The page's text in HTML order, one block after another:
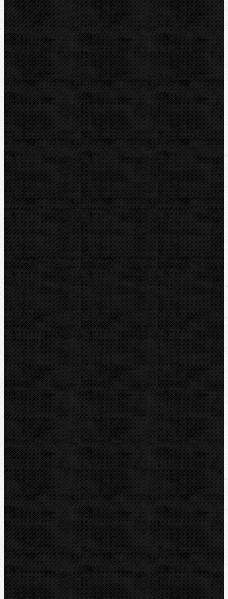
Novinky
Videoinspekce
Detektory a těsnění
Montážní výbava
Svěráky a pracovní stoly
Pájení a hořáky
Svářečky plastů
Nůžky
Řezáky a kolečka
Odhrotovače, kalibry
Úkosovače
Hasáky, kleště, klíče
Ohýbačky
Vyhrdlovače
Lisování
Závitořezy
Drážkovače
Pily